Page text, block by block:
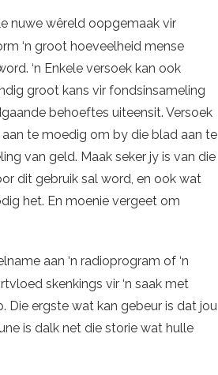
nuwe wêreld oopgemaak vir
‘n groot hoeveelheid mense
‘n Enkele versoek kan ook
groot kans vir fondsinsameling
behoeftes uiteensit. Versoek
te moedig om by die blad aan te
van geld. Maak seker jy is van die
dit gebruik sal word, en ook wat
het. En moenie vergeet om
aan ‘n radioprogram of ‘n
skenkings vir ‘n saak met
Die ergste wat kan gebeur is dat jou
is dalk net die storie wat hulle